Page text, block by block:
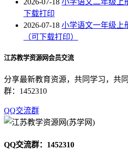
2026-07-18 小学语文二年级上
下载打印
2026-07-18 小学语文一年级上
（可下载打印）
江苏教学资源网会员交流
分享最新教育资源，共同学习，共
群：1452310
QQ交流群
QQ交流群：1452310